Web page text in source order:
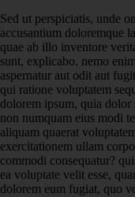
Sed ut perspiciatis, unde
accusantium doloremque
quae ab illo inventore
sunt, explicabo. nemo
aspernatur aut odit aut
qui ratione voluptatem
dolorem ipsum, quia dolor
non numquam eius modi
aliquam quaerat
exercitationem ullam
commodi consequatur?
ea voluptate velit esse,
dolorem eum fugiat, quo